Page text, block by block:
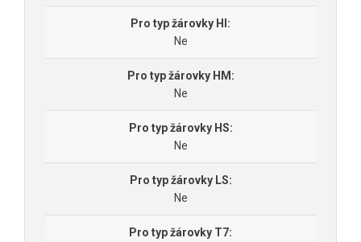
Pro typ žárovky HI:
Ne
Pro typ žárovky HM:
Ne
Pro typ žárovky HS:
Ne
Pro typ žárovky LS:
Ne
Pro typ žárovky T7: